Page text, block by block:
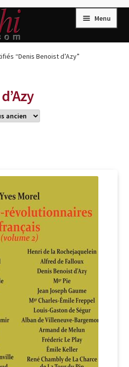
Menu
et cookies
“Denis Benoist d’Azy”